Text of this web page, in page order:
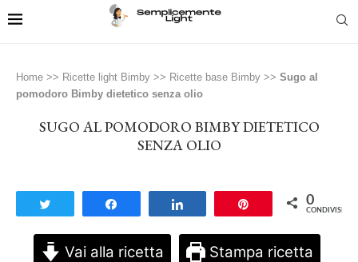
Home >> Ricette light Bimby >> Ricette base Bimby >> Sugo al
pomodoro Bimby dietetico senza olio
SUGO AL POMODORO BIMBY DIETETICO
SENZA OLIO
0
CONDIVISIONI
Vai alla ricetta
Stampa ricetta